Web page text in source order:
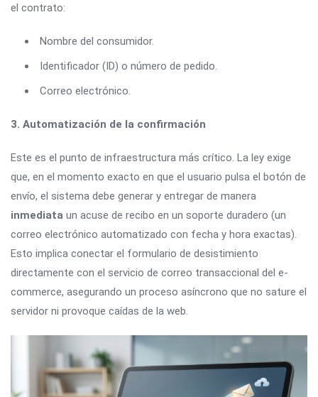
el contrato:
Nombre del consumidor.
Identificador (ID) o número de pedido.
Correo electrónico.
3. Automatización de la confirmación
Este es el punto de infraestructura más crítico. La ley exige
que, en el momento exacto en que el usuario pulsa el botón de
envío, el sistema debe generar y entregar de manera
inmediata un acuse de recibo en un soporte duradero (un
correo electrónico automatizado con fecha y hora exactas).
Esto implica conectar el formulario de desistimiento
directamente con el servicio de correo transaccional del e-
commerce, asegurando un proceso asíncrono que no sature el
servidor ni provoque caídas de la web.